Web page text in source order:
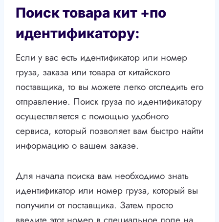
Поиск товара кит +по
идентификатору:
Если у вас есть идентификатор или номер
груза, заказа или товара от китайского
поставщика, то вы можете легко отследить его
отправление. Поиск груза по идентификатору
осуществляется с помощью удобного
сервиса, который позволяет вам быстро найти
информацию о вашем заказе.
Для начала поиска вам необходимо знать
идентификатор или номер груза, который вы
получили от поставщика. Затем просто